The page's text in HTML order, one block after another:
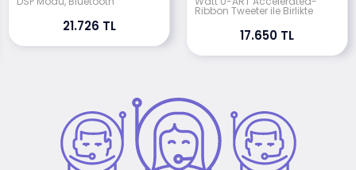
21.726 TL
Ribbon Tweeter ile Birlikte
17.650 TL